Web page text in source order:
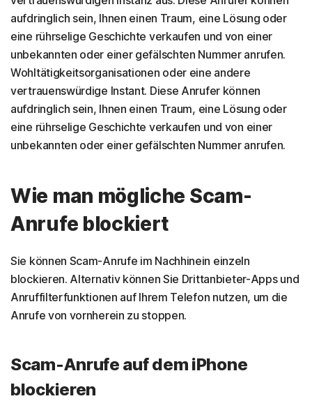
aufdringlich sein, Ihnen einen Traum, eine Lösung oder
eine rührselige Geschichte verkaufen und von einer
unbekannten oder einer gefälschten Nummer anrufen.
Wohltätigkeitsorganisationen oder eine andere
vertrauenswürdige Instant. Diese Anrufer können
aufdringlich sein, Ihnen einen Traum, eine Lösung oder
eine rührselige Geschichte verkaufen und von einer
unbekannten oder einer gefälschten Nummer anrufen.
Wie man mögliche Scam-
Anrufe blockiert
Sie können Scam-Anrufe im Nachhinein einzeln
blockieren. Alternativ können Sie Drittanbieter-Apps und
Anruffilterfunktionen auf Ihrem Telefon nutzen, um die
Anrufe von vornherein zu stoppen.
Scam-Anrufe auf dem iPhone
blockieren